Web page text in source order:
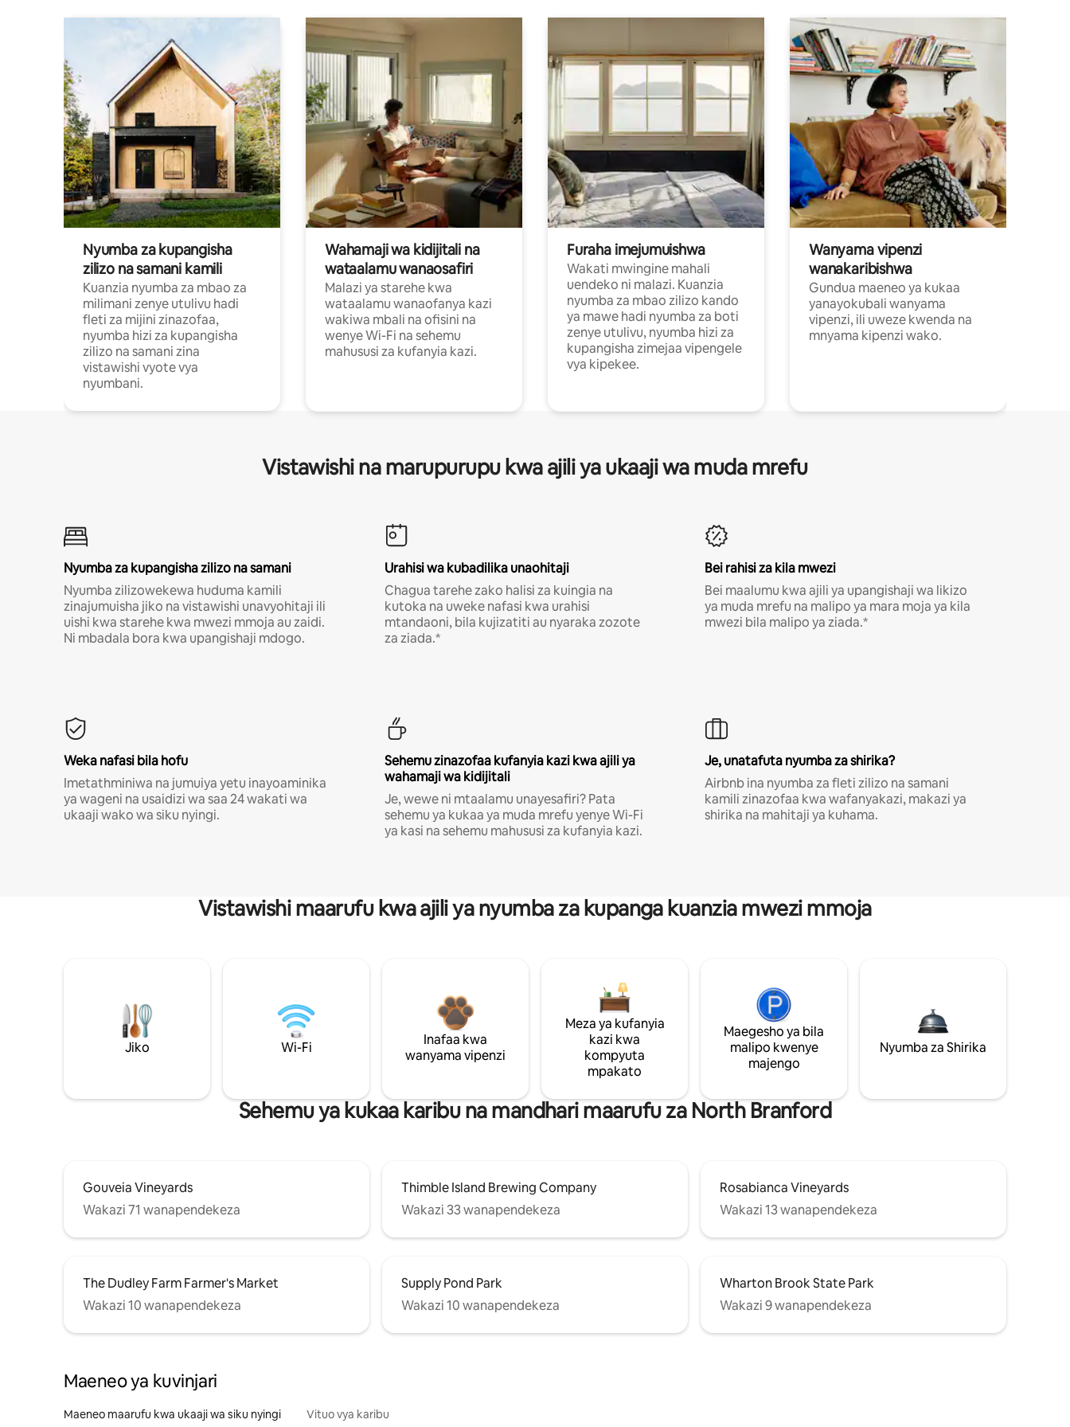
Nyumba za kupangisha
zilizo na samani kamili
Kuanzia nyumba za mbao za
milimani zenye utulivu hadi
fleti za mijini zinazofaa,
nyumba hizi za kupangisha
zilizo na samani zina
vistawishi vyote vya
nyumbani.
Wahamaji wa kidijitali na
wataalamu wanaosafiri
Malazi ya starehe kwa
wataalamu wanaofanya kazi
wakiwa mbali na ofisini na
wenye Wi-Fi na sehemu
mahususi za kufanyia kazi.
Furaha imejumuishwa
Wakati mwingine mahali
uendeko ni malazi. Kuanzia
nyumba za mbao zilizo kando
ya mawe hadi nyumba za boti
zenye utulivu, nyumba hizi za
kupangisha zimejaa vipengele
vya kipekee.
Wanyama vipenzi
wanakaribishwa
Gundua maeneo ya kukaa
yanayokubali wanyama
vipenzi, ili uweze kwenda na
mnyama kipenzi wako.
Vistawishi na marupurupu kwa ajili ya ukaaji wa muda mrefu
Nyumba za kupangisha zilizo na samani
Nyumba zilizowekewa huduma kamili
zinajumuisha jiko na vistawishi unavyohitaji ili
uishi kwa starehe kwa mwezi mmoja au zaidi.
Ni mbadala bora kwa upangishaji mdogo.
Urahisi wa kubadilika unaohitaji
Chagua tarehe zako halisi za kuingia na
kutoka na uweke nafasi kwa urahisi
mtandaoni, bila kujizatiti au nyaraka zozote
za ziada.*
Bei rahisi za kila mwezi
Bei maalumu kwa ajili ya upangishaji wa likizo
ya muda mrefu na malipo ya mara moja ya kila
mwezi bila malipo ya ziada.*
Weka nafasi bila hofu
Imetathminiwa na jumuiya yetu inayoaminika
ya wageni na usaidizi wa saa 24 wakati wa
ukaaji wako wa siku nyingi.
Sehemu zinazofaa kufanyia kazi kwa ajili ya
wahamaji wa kidijitali
Je, wewe ni mtaalamu unayesafiri? Pata
sehemu ya kukaa ya muda mrefu yenye Wi-Fi
ya kasi na sehemu mahususi za kufanyia kazi.
Je, unatafuta nyumba za shirika?
Airbnb ina nyumba za fleti zilizo na samani
kamili zinazofaa kwa wafanyakazi, makazi ya
shirika na mahitaji ya kuhama.
Vistawishi maarufu kwa ajili ya nyumba za kupanga kuanzia mwezi mmoja
Jiko Wi-Fi
Inafaa kwa
wanyama vipenzi
Meza ya kufanyia
kazi kwa
kompyuta
mpakato
Maegesho ya bila
malipo kwenye
majengo
Nyumba za Shirika
Sehemu ya kukaa karibu na mandhari maarufu za North Branford
Gouveia Vineyards
Wakazi 71 wanapendekeza
Thimble Island Brewing Company
Wakazi 33 wanapendekeza
Rosabianca Vineyards
Wakazi 13 wanapendekeza
The Dudley Farm Farmer's Market
Wakazi 10 wanapendekeza
Supply Pond Park
Wakazi 10 wanapendekeza
Wharton Brook State Park
Wakazi 9 wanapendekeza
Maeneo ya kuvinjari
Maeneo maarufu kwa ukaaji wa siku nyingi Vituo vya karibu